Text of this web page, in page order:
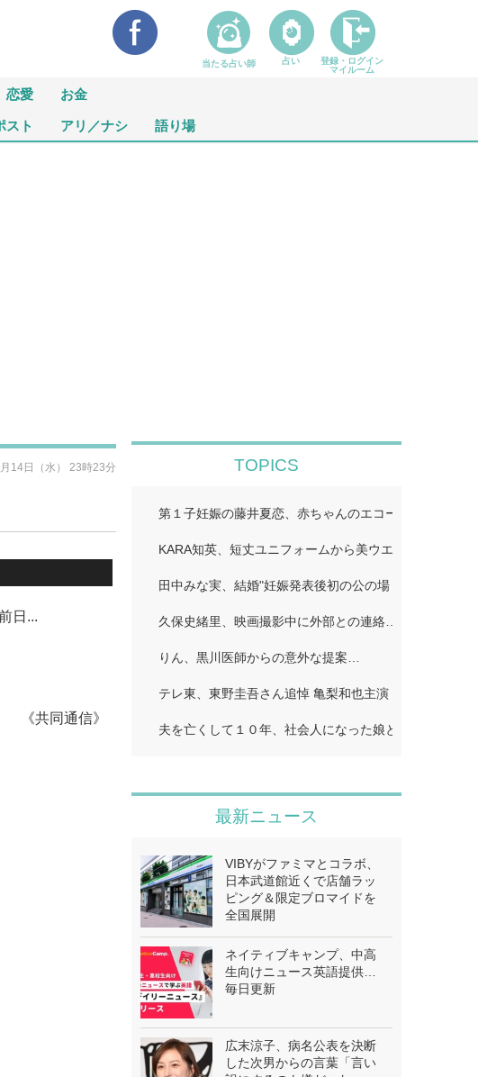
恋愛 お金
スト アリ／ナシ 語り場
14日（水） 23時23分
日...
《共同通信》
TOPICS
第１子妊娠の藤井夏恋、赤ちゃんのエコー写真公開「
KARA知英、短丈ユニフォームから美ウエストちらり
田中みな実、結婚"妊娠発表後初の公の場 WEST.重岡
久保史緒里、映画撮影中に外部との連絡…
りん、黒川医師からの意外な提案…
テレ東、東野圭吾さん追悼 亀梨和也主演「東野圭吾 手
夫を亡くして１０年、社会人になった娘とふたり暮ら
最新ニュース
VIBYがファミマとコラボ、
日本武道館近くで店舗ラッ
ピング＆限定ブロマイドを
全国展開
ネイティブキャンプ、中高
生向けニュース英語提供…
毎日更新
広末涼子、病名公表を決断
した次男からの言葉「言い
当たる占い師 占い
登録・ログイン
マイルーム